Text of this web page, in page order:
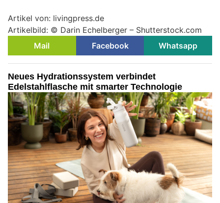
Artikel von: livingpress.de
Artikelbild: © Darin Echelberger – Shutterstock.com
Mail
Facebook Whatsapp
Neues Hydrationssystem verbindet
Edelstahlflasche mit smarter Technologie